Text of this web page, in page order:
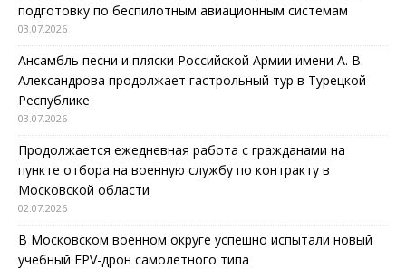
подготовку по беспилотным авиационным системам
03.07.2026
Ансамбль песни и пляски Российской Армии имени А. В.
Александрова продолжает гастрольный тур в Турецкой
Республике
03.07.2026
Продолжается ежедневная работа с гражданами на
пункте отбора на военную службу по контракту в
Московской области
02.07.2026
В Московском военном округе успешно испытали новый
учебный FPV-дрон самолетного типа